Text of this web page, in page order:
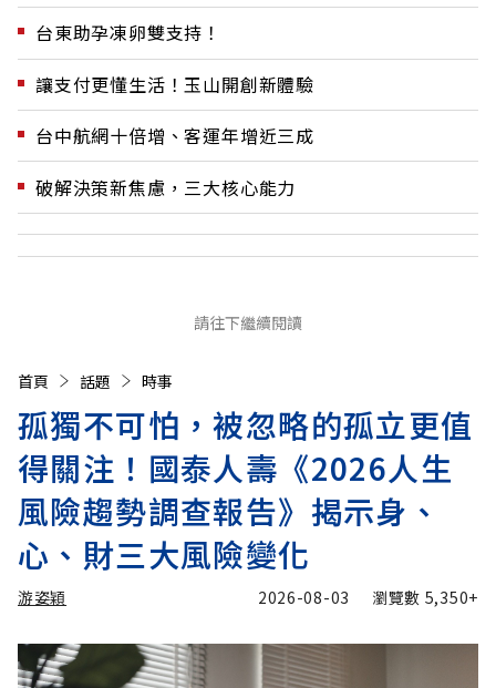
台東助孕凍卵雙支持！
讓支付更懂生活！玉山開創新體驗
台中航網十倍增、客運年增近三成
破解決策新焦慮，三大核心能力
請往下繼續閱讀
首頁 話題 時事
孤獨不可怕，被忽略的孤立更值
得關注！國泰人壽《2026人生
風險趨勢調查報告》揭示身、
心、財三大風險變化
游姿穎 2026-08-03 瀏覽數 5,350+